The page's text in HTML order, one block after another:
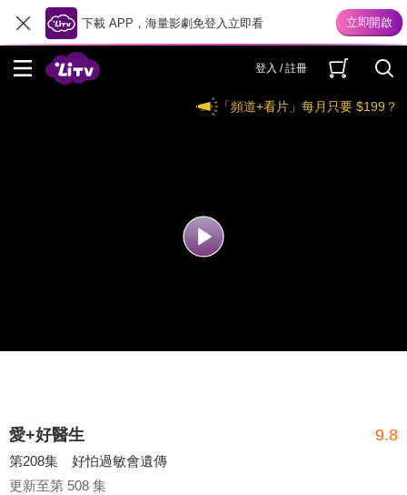
下載 APP，海量影劇免登入立即看
登入 / 註冊
「頻道+看片」每月只要 $199？
愛+好醫生 9.8
第208集 好怕過敏會遺傳
更新至第 508 集